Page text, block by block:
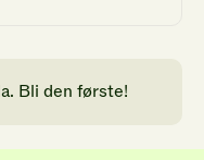
Bli den første!